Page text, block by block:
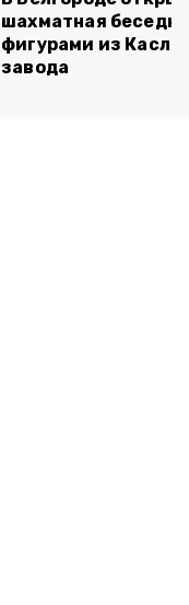
шахматная
фигурами из
завода